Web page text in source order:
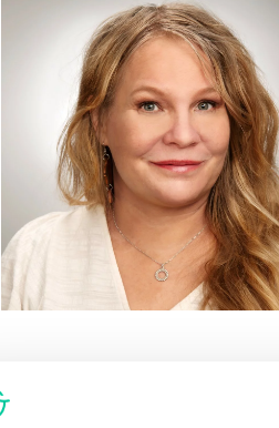
Kirjoittajana